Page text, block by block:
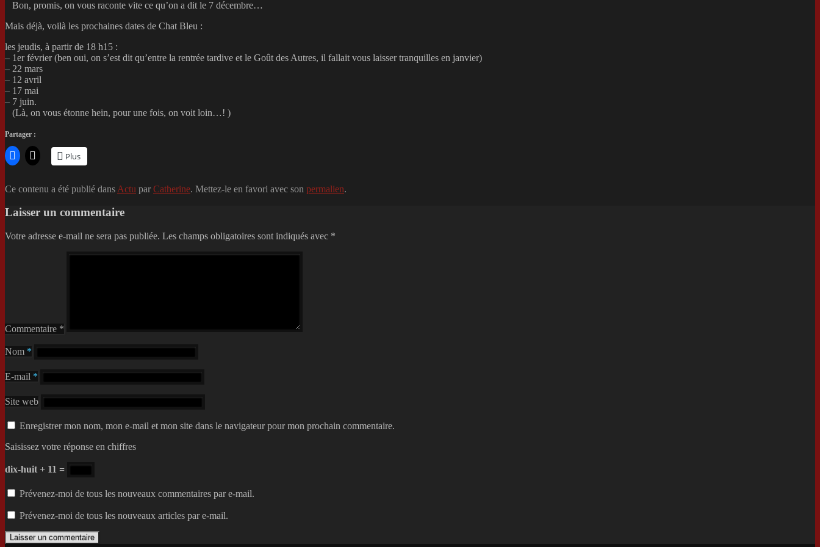
Bon, promis, on vous raconte vite ce qu’on a dit le 7 décembre…
Mais déjà, voilà les prochaines dates de Chat Bleu :
les jeudis, à partir de 18 h15 :
– 1er février (ben oui, on s’est dit qu’entre la rentrée tardive et le Goût des Autres, il fallait vous laisser tranquilles en janvier)
– 22 mars
– 12 avril
– 17 mai
– 7 juin.
(Là, on vous étonne hein, pour une fois, on voit loin…! )
Partager :
Plus
Ce contenu a été publié dans Actu par Catherine. Mettez-le en favori avec son permalien.
Laisser un commentaire
Votre adresse e-mail ne sera pas publiée. Les champs obligatoires sont indiqués avec *
Commentaire *
Nom *
E-mail *
Site web
Enregistrer mon nom, mon e-mail et mon site dans le navigateur pour mon prochain commentaire.
Saisissez votre réponse en chiffres
dix-huit + 11 =
Prévenez-moi de tous les nouveaux commentaires par e-mail.
Prévenez-moi de tous les nouveaux articles par e-mail.